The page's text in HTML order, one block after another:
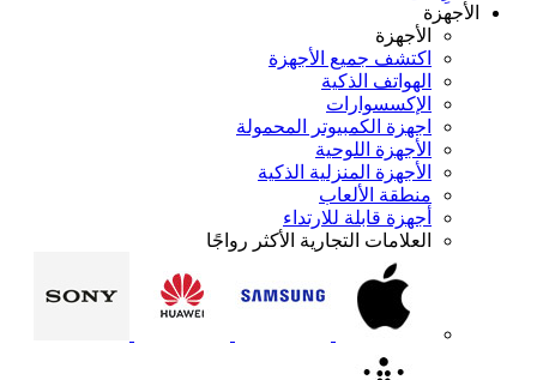
الأجهزة
اكتشف جميع الأجهزة
الهواتف الذكية
الإكسسوارات
اجهزة الكمبيوتر المحمولة
الأجهزة اللوحية
الأجهزة المنزلية الذكية
منطقة الألعاب
أجهزة قابلة للارتداء
العلامات التجارية الأكثر رواجًا